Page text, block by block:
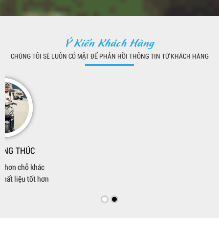
Ý Kiến Khách Hàng
CHÚNG TÔI SẼ LUÔN CÓ MẶT ĐỂ PHẢN HỒI THÔNG TIN TỪ KHÁCH HÀNG
NGUYEN XUAN KHU
Đặt gấp trước Tết mà vẫn giao
đúng hẹn nên khá bất ngờ